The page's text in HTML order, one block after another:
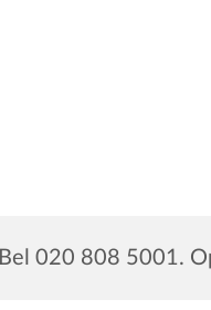
Bel 020 808 5001.